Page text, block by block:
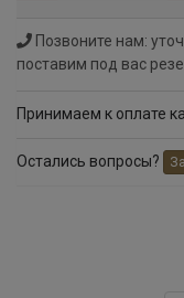
Позвоните нам:
поставим под вас
Принимаем к оплате
Остались вопросы?